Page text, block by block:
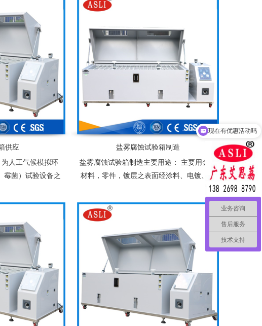
供应
人工气候模拟环
霉菌）试验设备之
经表面处理后，对
的一种重要试验设
盐雾腐蚀试验箱制造
盐雾腐蚀试验箱制造主要用途： 主要用金属
材料，零件，镀层之表面经涂料、电镀、阳
极处理、防锈油等防腐蚀处理后进行盐雾腐
蚀性试验，以检验其耐腐蚀性能
业务咨询
售后服务
技术支持
现在有优惠活动吗